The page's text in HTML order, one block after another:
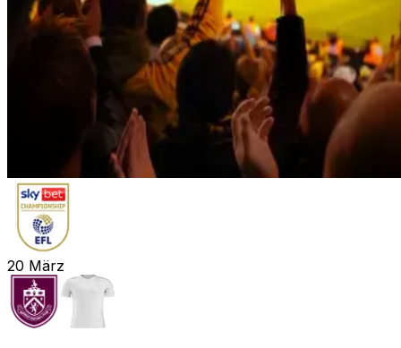
20 März